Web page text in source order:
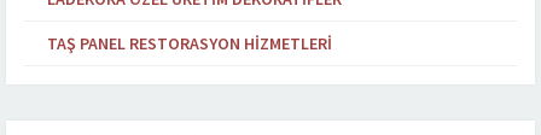
TAŞ PANEL RESTORASYON HIZMETLERI